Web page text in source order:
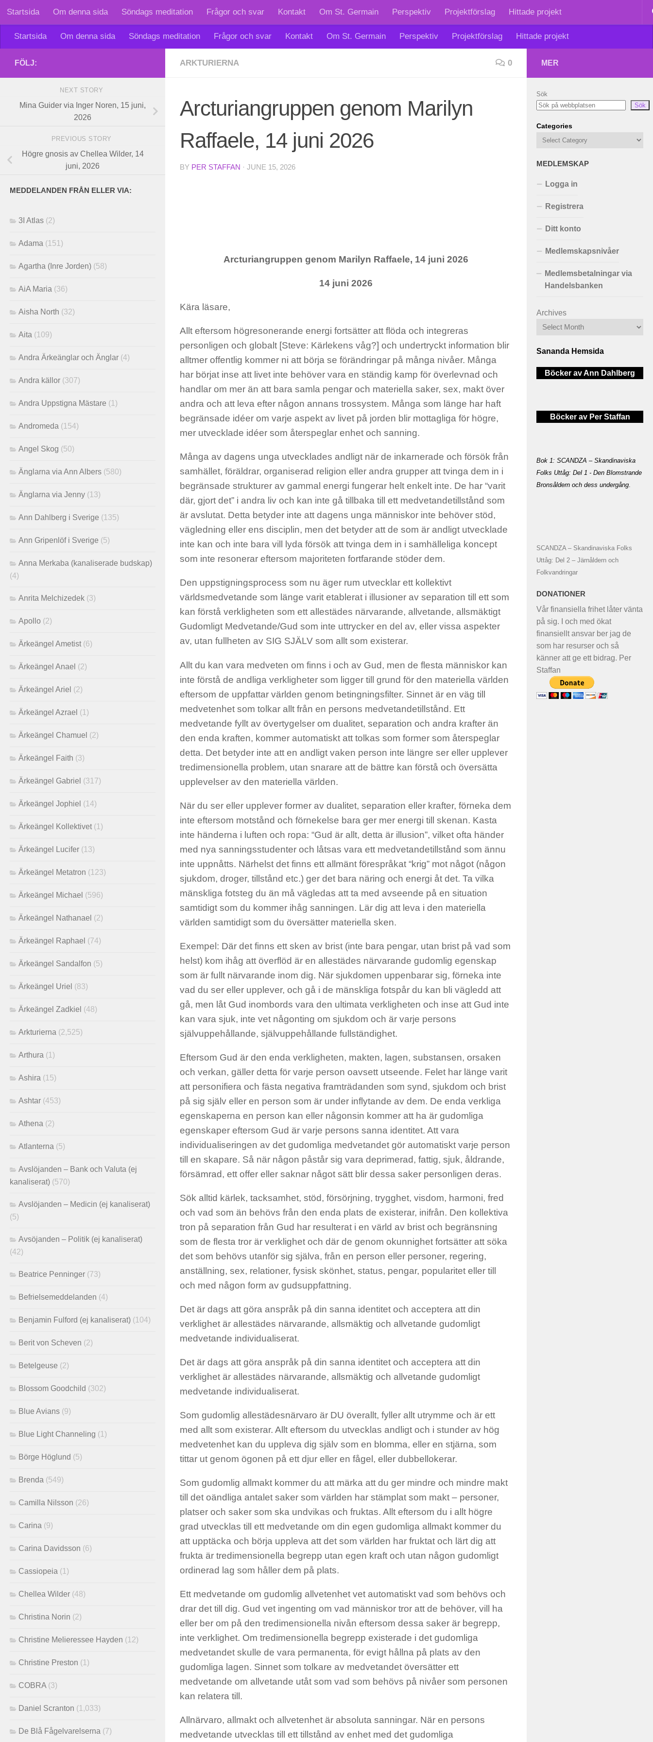
Skip to content
Startsida Om denna sida Söndags meditation Frågor och svar Kontakt Om St. Germain Perspektiv Projektförslag Hittade projekt
Startsida Om denna sida Söndags meditation Frågor och svar Kontakt Om St. Germain Perspektiv Projektförslag Hittade projekt
ARKTURIERNA 0
Arcturiangruppen genom Marilyn
Raffaele, 14 juni 2026
BY PER STAFFAN · JUNE 15, 2026
Arcturiangruppen genom Marilyn Raffaele, 14 juni 2026
14 juni 2026
Kära läsare,
Allt eftersom högresonerande energi fortsätter att flöda och integreras
personligen och globalt [Steve: Kärlekens våg?] och undertryckt information blir
alltmer offentlig kommer ni att börja se förändringar på många nivåer. Många
har börjat inse att livet inte behöver vara en ständig kamp för överlevnad och
handlar om mer än att bara samla pengar och materiella saker, sex, makt över
andra och att leva efter någon annans trossystem. Många som länge har haft
begränsade idéer om varje aspekt av livet på jorden blir mottagliga för högre,
mer utvecklade idéer som återspeglar enhet och sanning.
Många av dagens unga utvecklades andligt när de inkarnerade och försök från
samhället, föräldrar, organiserad religion eller andra grupper att tvinga dem in i
begränsade strukturer av gammal energi fungerar helt enkelt inte. De har “varit
där, gjort det” i andra liv och kan inte gå tillbaka till ett medvetandetillstånd som
är avslutat. Detta betyder inte att dagens unga människor inte behöver stöd,
vägledning eller ens disciplin, men det betyder att de som är andligt utvecklade
inte kan och inte bara vill lyda försök att tvinga dem in i samhälleliga koncept
som inte resonerar eftersom majoriteten fortfarande stöder dem.
Den uppstigningsprocess som nu äger rum utvecklar ett kollektivt
världsmedvetande som länge varit etablerat i illusioner av separation till ett som
kan förstå verkligheten som ett allestädes närvarande, allvetande, allsmäktigt
Gudomligt Medvetande/Gud som inte uttrycker en del av, eller vissa aspekter
av, utan fullheten av SIG SJÄLV som allt som existerar.
Allt du kan vara medveten om finns i och av Gud, men de flesta människor kan
inte förstå de andliga verkligheter som ligger till grund för den materiella världen
eftersom de uppfattar världen genom betingningsfilter. Sinnet är en väg till
medvetenhet som tolkar allt från en persons medvetandetillstånd. Ett
medvetande fyllt av övertygelser om dualitet, separation och andra krafter än
den enda kraften, kommer automatiskt att tolkas som former som återspeglar
detta. Det betyder inte att en andligt vaken person inte längre ser eller upplever
tredimensionella problem, utan snarare att de bättre kan förstå och översätta
upplevelser av den materiella världen.
När du ser eller upplever former av dualitet, separation eller krafter, förneka dem
inte eftersom motstånd och förnekelse bara ger mer energi till skenan. Kasta
inte händerna i luften och ropa: “Gud är allt, detta är illusion”, vilket ofta händer
med nya sanningsstudenter och låtsas vara ett medvetandetillstånd som ännu
inte uppnåtts. Närhelst det finns ett allmänt förespråkat “krig” mot något (någon
sjukdom, droger, tillstånd etc.) ger det bara näring och energi åt det. Ta vilka
mänskliga fotsteg du än må vägledas att ta med avseende på en situation
samtidigt som du kommer ihåg sanningen. Lär dig att leva i den materiella
världen samtidigt som du översätter materiella sken.
Exempel: Där det finns ett sken av brist (inte bara pengar, utan brist på vad som
helst) kom ihåg att överflöd är en allestädes närvarande gudomlig egenskap
som är fullt närvarande inom dig. När sjukdomen uppenbarar sig, förneka inte
vad du ser eller upplever, och gå i de mänskliga fotspår du kan bli vägledd att
gå, men låt Gud inombords vara den ultimata verkligheten och inse att Gud inte
kan vara sjuk, inte vet någonting om sjukdom och är varje persons
självuppehållande, självuppehållande fullständighet.
Eftersom Gud är den enda verkligheten, makten, lagen, substansen, orsaken
och verkan, gäller detta för varje person oavsett utseende. Felet har länge varit
att personifiera och fästa negativa framträdanden som synd, sjukdom och brist
på sig själv eller en person som är under inflytande av dem. De enda verkliga
egenskaperna en person kan eller någonsin kommer att ha är gudomliga
egenskaper eftersom Gud är varje persons sanna identitet. Att vara
individualiseringen av det gudomliga medvetandet gör automatiskt varje person
till en skapare. Så när någon påstår sig vara deprimerad, fattig, sjuk, åldrande,
försämrad, ett offer eller saknar något sätt blir dessa saker personligen deras.
Sök alltid kärlek, tacksamhet, stöd, försörjning, trygghet, visdom, harmoni, fred
och vad som än behövs från den enda plats de existerar, inifrån. Den kollektiva
tron ​​på separation från Gud har resulterat i en värld av brist och begränsning
som de flesta tror är verklighet och där de genom okunnighet fortsätter att söka
det som behövs utanför sig själva, från en person eller personer, regering,
anställning, sex, relationer, fysisk skönhet, status, pengar, popularitet eller till
och med någon form av gudsuppfattning.
Det är dags att göra anspråk på din sanna identitet och acceptera att din
verklighet är allestädes närvarande, allsmäktig och allvetande gudomligt
medvetande individualiserat.
Det är dags att göra anspråk på din sanna identitet och acceptera att din
verklighet är allestädes närvarande, allsmäktig och allvetande gudomligt
medvetande individualiserat.
Som gudomlig allestädesnärvaro är DU överallt, fyller allt utrymme och är ett
med allt som existerar. Allt eftersom du utvecklas andligt och i stunder av hög
medvetenhet kan du uppleva dig själv som en blomma, eller en stjärna, som
tittar ut genom ögonen på ett djur eller en fågel, eller dubbellokerar.
Som gudomlig allmakt kommer du att märka att du ger mindre och mindre makt
till det oändliga antalet saker som världen har stämplat som makt – personer,
platser och saker som ska undvikas och fruktas. Allt eftersom du i allt högre
grad utvecklas till ett medvetande om din egen gudomliga allmakt kommer du
att upptäcka och börja uppleva att det som världen har fruktat och lärt dig att
frukta är tredimensionella begrepp utan egen kraft och utan någon gudomligt
ordinerad lag som håller dem på plats.
Ett medvetande om gudomlig allvetenhet vet automatiskt vad som behövs och
drar det till dig. Gud vet ingenting om vad människor tror att de behöver, vill ha
eller ber om på den tredimensionella nivån eftersom dessa saker är begrepp,
inte verklighet. Om tredimensionella begrepp existerade i det gudomliga
medvetandet skulle de vara permanenta, för evigt hållna på plats av den
gudomliga lagen. Sinnet som tolkare av medvetandet översätter ett
medvetande om allvetande utåt som vad som behövs på nivåer som personen
kan relatera till.
Allnärvaro, allmakt och allvetenhet är absoluta sanningar. När en persons
medvetande utvecklas till ett tillstånd av enhet med det gudomliga
FÖLJ:
NEXT STORY
Mina Guider via Inger Noren, 15 juni,
2026
PREVIOUS STORY
Högre gnosis av Chellea Wilder, 14
juni, 2026
MEDDELANDEN FRÅN ELLER VIA:
3I Atlas (2)
Adama (151)
Agartha (Inre Jorden) (58)
AiA Maria (36)
Aisha North (32)
Aita (109)
Andra Ärkeänglar och Änglar (4)
Andra källor (307)
Andra Uppstigna Mästare (1)
Andromeda (154)
Angel Skog (50)
Änglarna via Ann Albers (580)
Änglarna via Jenny (13)
Ann Dahlberg i Sverige (135)
Ann Gripenlöf i Sverige (5)
Anna Merkaba (kanaliserade budskap)
(4)
Anrita Melchizedek (3)
Apollo (2)
Ärkeängel Ametist (6)
Ärkeängel Anael (2)
Ärkeängel Ariel (2)
Ärkeängel Azrael (1)
Ärkeängel Chamuel (2)
Ärkeängel Faith (3)
Ärkeängel Gabriel (317)
Ärkeängel Jophiel (14)
Ärkeängel Kollektivet (1)
Ärkeängel Lucifer (13)
Ärkeängel Metatron (123)
Ärkeängel Michael (596)
Ärkeängel Nathanael (2)
Ärkeängel Raphael (74)
Ärkeängel Sandalfon (5)
Ärkeängel Uriel (83)
Ärkeängel Zadkiel (48)
Arkturierna (2,525)
Arthura (1)
Ashira (15)
Ashtar (453)
Athena (2)
Atlanterna (5)
Avslöjanden – Bank och Valuta (ej
kanaliserat) (570)
Avslöjanden – Medicin (ej kanaliserat)
(5)
Avsöjanden – Politik (ej kanaliserat)
(42)
Beatrice Penninger (73)
Befrielsemeddelanden (4)
Benjamin Fulford (ej kanaliserat) (104)
Berit von Scheven (2)
Betelgeuse (2)
Blossom Goodchild (302)
Blue Avians (9)
Blue Light Channeling (1)
Börge Höglund (5)
Brenda (549)
Camilla Nilsson (26)
Carina (9)
Carina Davidsson (6)
Cassiopeia (1)
Chellea Wilder (48)
Christina Norin (2)
Christine Melieressee Hayden (12)
Christine Preston (1)
COBRA (3)
Daniel Scranton (1,033)
De Blå Fågelvarelserna (7)
MER
Sök
Sök
Categories
MEDLEMSKAP
Logga in
Registrera
Ditt konto
Medlemskapsnivåer
Medlemsbetalningar via
Handelsbanken
Archives
Sananda Hemsida
Böcker av Ann Dahlberg
Böcker av Per Staffan
Bok 1: SCANDZA – Skandinaviska
Folks Uttåg: Del 1 - Den Blomstrande
Bronsåldern och dess undergång.
SCANDZA – Skandinaviska Folks
Uttåg: Del 2 – Järnåldern och
Folkvandringar
DONATIONER
Vår finansiella frihet låter vänta
på sig. I och med ökat
finansiellt ansvar ber jag de
som har resurser och så
känner att ge ett bidrag. Per
Staffan